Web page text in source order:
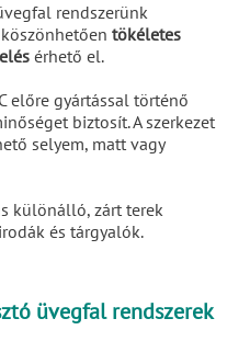
rendszerünk
tökéletes
érhető el.
előre gyártással történő
biztosít. A szerkezet
selyem, matt vagy
különálló, zárt terek
és tárgyalók.
üvegfal rendszerek